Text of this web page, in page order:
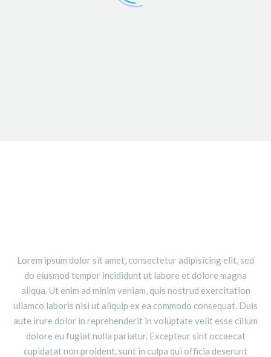
Lorem ipsum dolor sit amet, consectetur adipisicing elit, sed
do eiusmod tempor incididunt ut labore et dolore magna
aliqua. Ut enim ad minim veniam, quis nostrud exercitation
ullamco laboris nisi ut aliquip ex ea commodo consequat. Duis
aute irure dolor in reprehenderit in voluptate velit esse cillum
dolore eu fugiat nulla pariatur. Excepteur sint occaecat
cupidatat non proident, sunt in culpa qui officia deserunt